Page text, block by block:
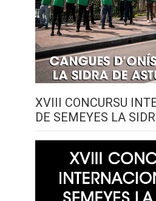
XVIII CONCURSU
DE SEMEYES LA